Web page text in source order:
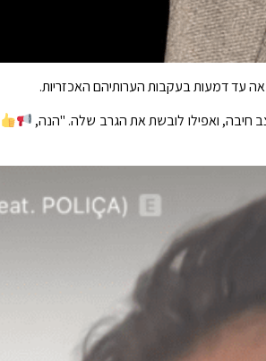
עד דמעות בעקבות הערותיהם האכזריות.
חיבה, ואפילו לובשת את הגרב שלה. "הנה,